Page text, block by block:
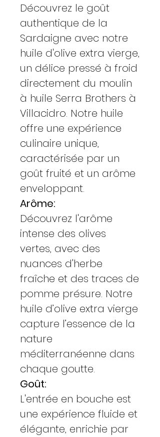
Découvrez le goût
authentique de la
Sardaigne avec notre
huile d'olive extra vierge,
un délice pressé à froid
directement du moulin
à huile Serra Brothers à
Villacidro. Notre huile
offre une expérience
culinaire unique,
caractérisée par un
goût fruité et un arôme
enveloppant.
Arôme:
Découvrez l'arôme
intense des olives
vertes, avec des
nuances d'herbe
fraîche et des traces de
pomme présure. Notre
huile d’olive extra vierge
capture l’essence de la
nature
méditerranéenne dans
chaque goutte.
Goût:
L'entrée en bouche est
une expérience fluide et
élégante, enrichie par